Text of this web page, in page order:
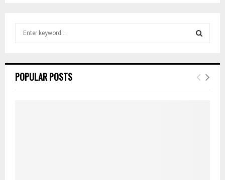
h
E
POPULAR POSTS